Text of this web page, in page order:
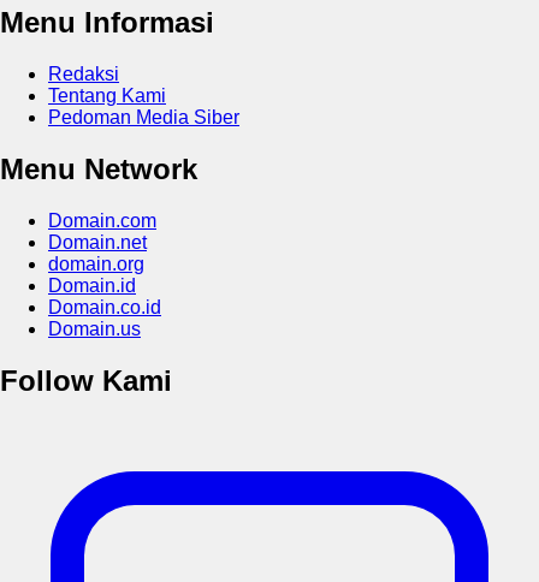
Menu Informasi
Redaksi
Tentang Kami
Pedoman Media Siber
Menu Network
Domain.com
Domain.net
domain.org
Domain.id
Domain.co.id
Domain.us
Follow Kami